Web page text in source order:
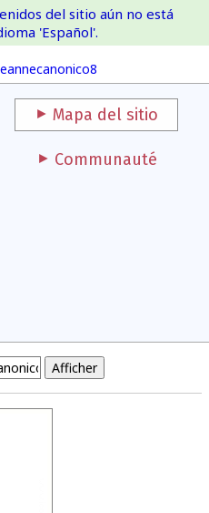
IOI
del sitio aún no está
'Español'.
Mapa del sitio
Communauté